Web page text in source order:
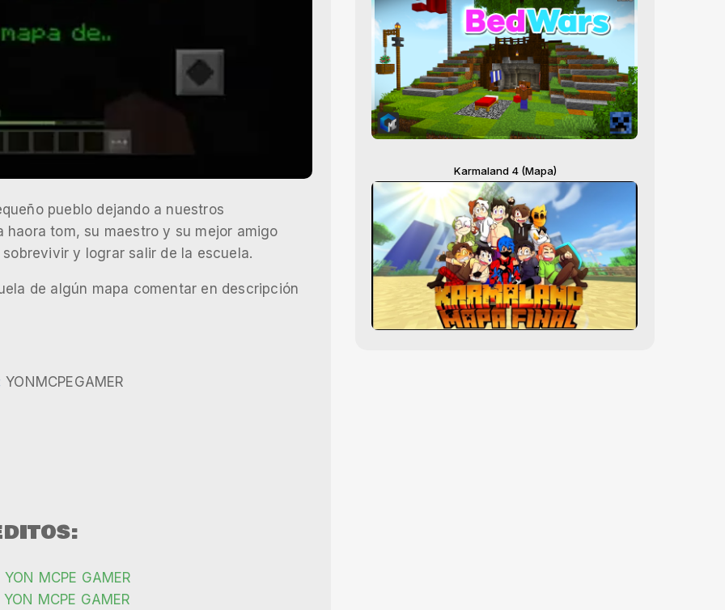
pueblo dejando a nuestros
tom, su maestro y su mejor amigo
y lograr salir de la escuela.
de algún mapa comentar en descripción
YONMCPEGAMER
YON MCPE GAMER
YON MCPE GAMER
Karmaland 4 (Mapa)